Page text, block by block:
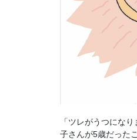
「ツレがうつにな
子さんが5歳だった